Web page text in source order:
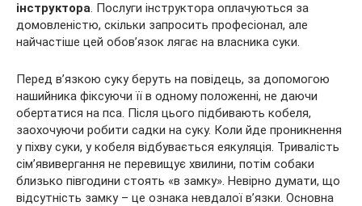
інструктора. Послуги інструктора оплачуються за
домовленістю, скільки запросить професіонал, але
найчастіше цей обов’язок лягає на власника суки.
Перед в’язкою суку беруть на повідець, за допомогою
нашийника фіксуючи її в одному положенні, не даючи
обертатися на пса. Після цього підбивають кобеля,
заохочуючи робити садки на суку. Коли йде проникнення
у піхву суки, у кобеля відбувається еякуляція. Тривалість
сім’явивергання не перевищує хвилини, потім собаки
близько півгодини стоять «в замку». Невірно думати, що
відсутність замку – це ознака невдалої в’язки. Основна